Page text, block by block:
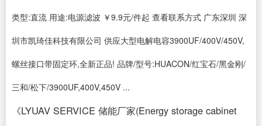
类型:直流 用途:电源滤波 ￥9.9元/件起 查看联系方式 广东深圳 深
圳市凯琦佳科技有限公司 供应大型电解电容3900UF/400V/450V,
螺丝接口带固定环,全新正品! 品牌/型号:HUACON/红宝石/黑金刚/
三和/松下/3900UF,400V,450V ...
《LYUAV SERVICE 储能厂家(Energy storage cabinet